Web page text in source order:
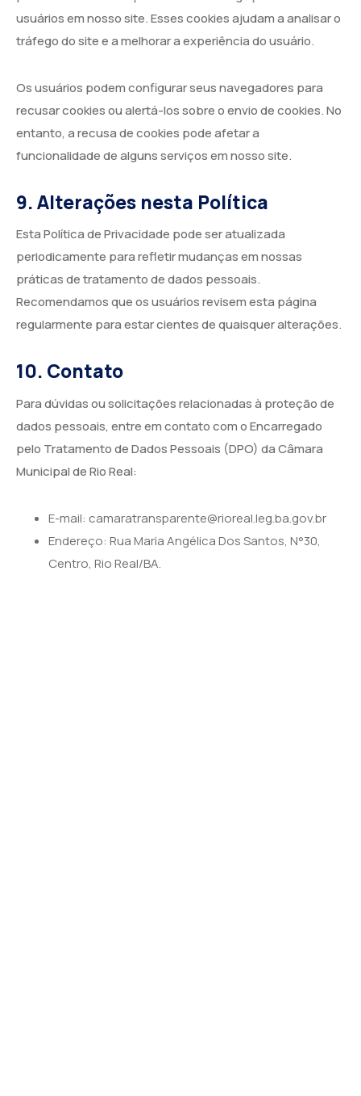
usuários em nosso site. Esses cookies ajudam a analisar o
tráfego do site e a melhorar a experiência do usuário.
Os usuários podem configurar seus navegadores para
recusar cookies ou alertá-los sobre o envio de cookies. No
entanto, a recusa de cookies pode afetar a
funcionalidade de alguns serviços em nosso site.
9. Alterações nesta Política
Esta Política de Privacidade pode ser atualizada
periodicamente para refletir mudanças em nossas
práticas de tratamento de dados pessoais.
Recomendamos que os usuários revisem esta página
regularmente para estar cientes de quaisquer alterações.
10. Contato
Para dúvidas ou solicitações relacionadas à proteção de
dados pessoais, entre em contato com o Encarregado
pelo Tratamento de Dados Pessoais (DPO) da Câmara
Municipal de Rio Real:
E-mail: camaratransparente@rioreal.leg.ba.gov.br
Endereço: Rua Maria Angélica Dos Santos, N°30,
Centro, Rio Real/BA.